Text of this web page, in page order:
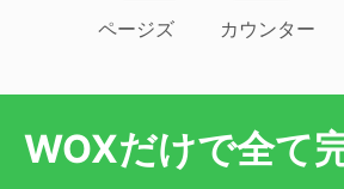
ページズ カウンター
WOXだけで全て